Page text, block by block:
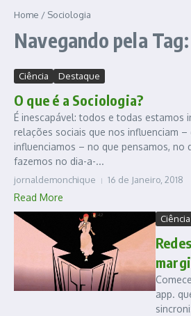
Home / Sociologia
Navegando pela
Ciência Destaque
O que é a Sociologia?
É inescapável: todos e todas estamos
relações sociais que nos influenciam –
influenciamos – no que pensamos, no
fazemos no dia-a-...
jornaldemonchique 16 de Janeiro, 2018
Read More
Ciência
app.